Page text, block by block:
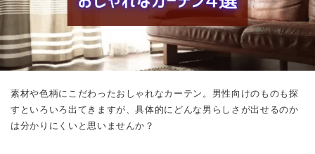
素材や色柄にこだわったおしゃれなカーテン。男性向けのものも探
すといろいろ出てきますが、具体的にどんな男らしさが出せるのか
は分かりにくいと思いませんか？